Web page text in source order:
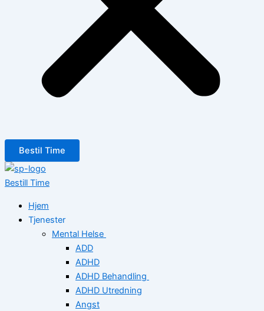
Bestil Time
Bestill Time
Hjem
Tjenester
Mental Helse
ADD
ADHD
ADHD Behandling
ADHD Utredning
Angst